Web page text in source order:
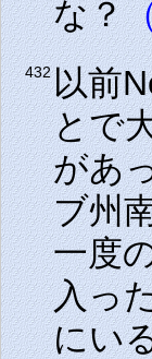
な？
432以前
とで
があ
ブ州
一度
入っ
にい